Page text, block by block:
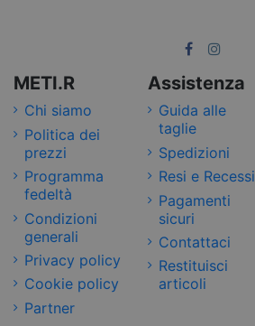
METI.R
Chi siamo
Politica dei
prezzi
Programma
fedeltà
Condizioni
generali
Privacy policy
Cookie policy
Partner
Assistenza
Guida alle
taglie
Spedizioni
Resi e Recessi
Pagamenti
sicuri
Contattaci
Restituisci
articoli